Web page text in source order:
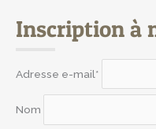
Inscription à
Adresse e-mail*
Nom